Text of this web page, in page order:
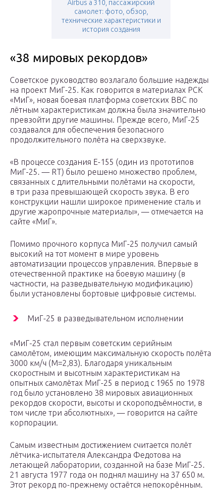
Airbus a 310, пассажирский
самолет: фото, обзор,
технические характеристики и
история создания
«38 мировых рекордов»
Советское руководство возлагало большие надежды
на проект МиГ-25. Как говорится в материалах РСК
«МиГ», новая боевая платформа советских ВВС по
лётным характеристикам должна была значительно
превзойти другие машины. Прежде всего, МиГ-25
создавался для обеспечения безопасного
продолжительного полёта на сверхзвуке.
«В процессе создания Е-155 (один из прототипов
МиГ-25. — RT) было решено множество проблем,
связанных с длительными полётами на скорости,
в три раза превышающей скорость звука. В его
конструкции нашли широкое применение сталь и
другие жаропрочные материалы», — отмечается на
сайте «МиГ».
Помимо прочного корпуса МиГ-25 получил самый
высокий на тот момент в мире уровень
автоматизации процессов управления. Впервые в
отечественной практике на боевую машину (в
частности, на разведывательную модификацию)
были установлены бортовые цифровые системы.
МиГ-25 в разведывательном исполнении
«МиГ-25 стал первым советским серийным
самолётом, имеющим максимальную скорость полёта
3000 км/ч (М=2,83). Благодаря уникальным
скоростным и высотным характеристикам на
опытных самолётах МиГ-25 в период с 1965 по 1978
год было установлено 38 мировых авиационных
рекордов скорости, высоты и скороподъёмности, в
том числе три абсолютных», — говорится на сайте
корпорации.
Самым известным достижением считается полёт
лётчика-испытателя Александра Федотова на
летающей лаборатории, созданной на базе МиГ-25.
21 августа 1977 года он поднял машину на 37 650 м.
Этот рекорд по-прежнему остаётся непокорённым.